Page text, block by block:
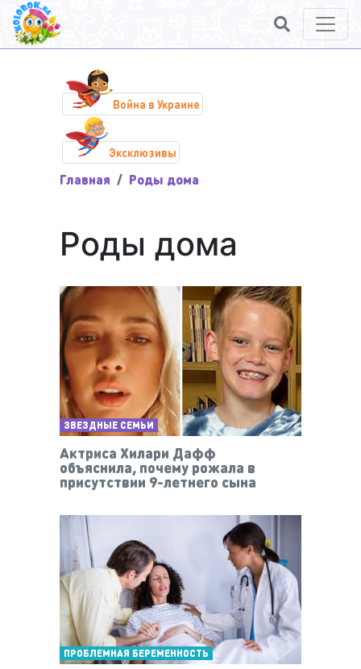
Война в Украине
Эксклюзивы
Главная Роды дома
Роды дома
ЗВЕЗДНЫЕ СЕМЬИ
Актриса Хилари Дафф
объяснила, почему рожала в
присутствии 9-летнего сына
ПРОБЛЕМНАЯ БЕРЕМЕННОСТЬ